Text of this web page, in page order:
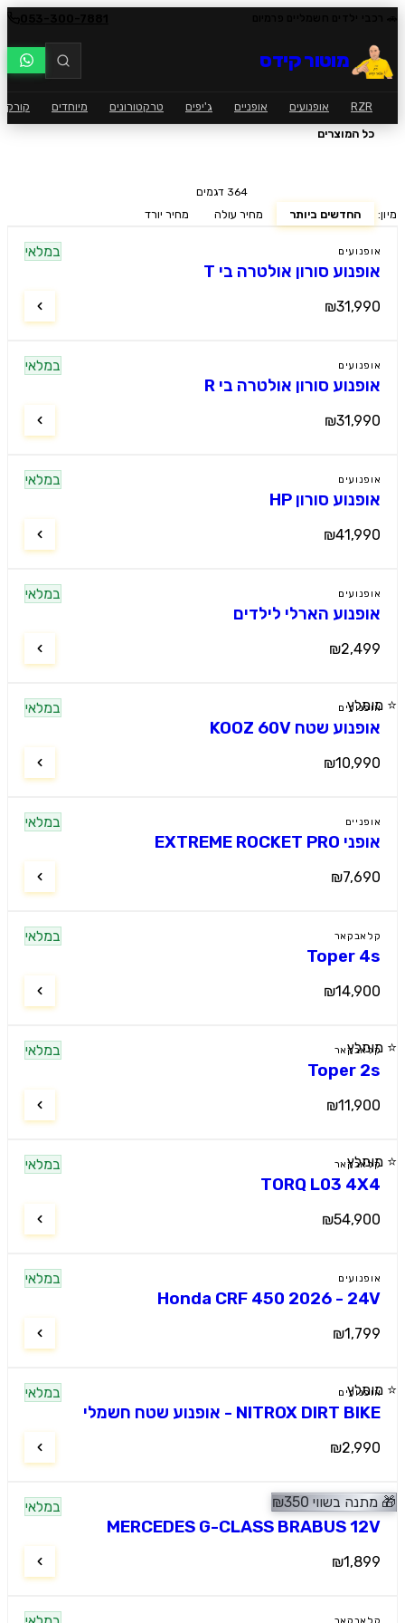
מוטור קידס
RZR אופנועים אופניים ג'יפים טרקטורונים מיוחדים
כל המוצרים
364 דגמים
מיון: החדשים ביותר מחיר עולה מחיר יורד
אופנועים במלאי
אופנוע סורון אולטרה בי T
₪31,990
אופנועים במלאי
אופנוע סורון אולטרה בי R
₪31,990
אופנועים במלאי
אופנוע סורון HP
₪41,990
אופנועים במלאי
אופנוע הארלי לילדים
₪2,499
⭐ מומלץ
אופנועים במלאי
אופנוע שטח KOOZ 60V
₪10,990
אופניים במלאי
אופני EXTREME ROCKET PRO
₪7,690
קלאבקאר במלאי
Toper 4s
₪14,900
⭐ מומלץ
קלאבקאר במלאי
Toper 2s
₪11,900
⭐ מומלץ
קלאבקאר במלאי
TORQ L03 4X4
₪54,900
אופנועים במלאי
Honda CRF 450 2026 - 24V
₪1,799
⭐ מומלץ
אופנועים במלאי
NITROX DIRT BIKE - אופנוע שטח חשמלי
₪2,990
⭐ מומלץ
🎁 מתנה בשווי ₪350 ג'יפים במלאי
MERCEDES G-CLASS BRABUS 12V
₪1,899